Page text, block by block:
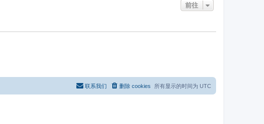
前往
所有显示的时间为 UTC
删除 cookies
联系我们